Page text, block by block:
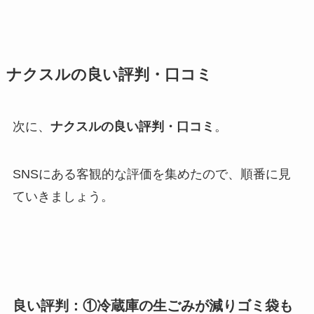
ナクスルの良い評判・口コミ
次に、 ナクスルの良い評判・口コミ 。
SNSにある客観的な評価を集めたので、順番に見
ていきましょう。
良い評判：①冷蔵庫の生ごみが減りゴミ袋も